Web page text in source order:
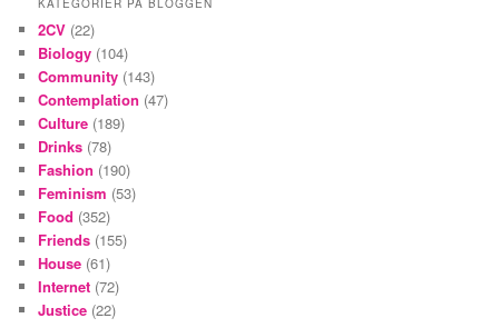
2CV (22)
Biology (104)
Community (143)
Contemplation (47)
Culture (189)
Drinks (78)
Fashion (190)
Feminism (53)
Food (352)
Friends (155)
House (61)
Internet (72)
Justice (22)